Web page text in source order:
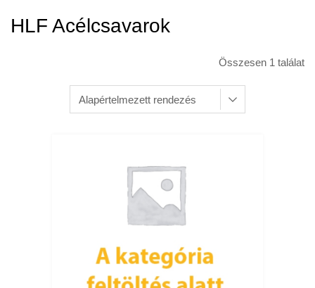
HLF Acélcsavarok
Összesen 1 találat